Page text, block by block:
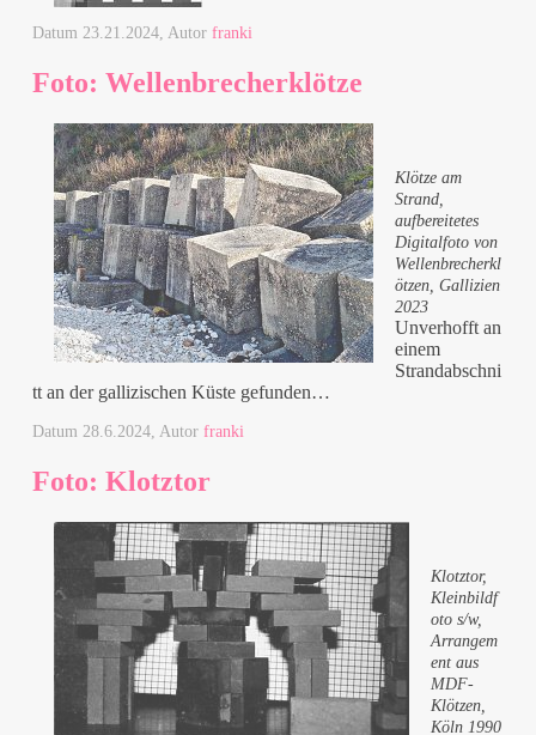
Datum 23.21.2024 , Autorfranki
Foto: Wellenbrecherklötze
Klötze am
Strand,
aufbereitetes
Digitalfoto von
Wellenbrecherkl
ötzen, Gallizien
2023
Unverhofft an
einem
Strandabschni
tt an der gallizischen Küste gefunden…
Datum 28.6.2024 , Autorfranki
Foto: Klotztor
Klotztor,
Kleinbildf
oto s/w,
Arrangem
ent aus
MDF-
Klötzen,
Köln 1990